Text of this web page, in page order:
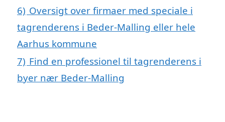
6) Oversigt over firmaer med speciale i
tagrenderens i Beder-Malling eller hele
Aarhus kommune
7) Find en professionel til tagrenderens i
byer nær Beder-Malling